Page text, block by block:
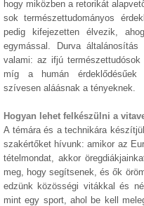
hogy miközben a retorikát
sok természettudományos
pedig kifejezetten élvezik,
egymással. Durva
valami: az ifjú természettudósok
míg a humán érdeklődésűek
szívesen aláásnak a tényeknek.
Hogyan lehet felkészülni a
A témára és a technikára
szakértőket hívunk: amikor az
tételmondat, akkor
meg, hogy segítsenek, és ők
edzünk közösségi vitákkal és
mint egy sport, ahol be kell